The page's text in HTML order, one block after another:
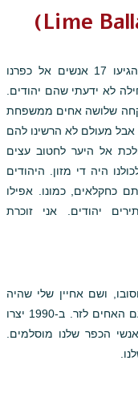
נולדתי בשנת 1910. ב-1943, בזמן הרמדן הגיעו 17 אנשים אל כפרנו
לא ידעתי שהם יהודים.
שלושה אחים ממשפחת
אבל מעולם לא הרשינו להם
אל היער לחטוב עצים
היה די מזון. היהודים
הלבשנו אותם כחקלאים, כמונו. אפילו
יהודים. אני זוכרת
בקוסובו, ושם אחיין שלי שהיה
פרטיזן עזר להם. אחר כך איבדנו את הקשר עם האחים לזר. ב-1990 יצרו
הכפר שלנו מוסלמים.